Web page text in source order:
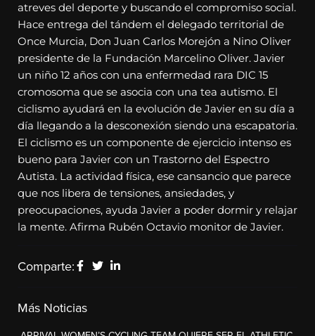
atreves del deporte y buscando el compromiso social.
Hace entrega del tándem el delegado territorial de
Once Murcia, Don Juan Carlos Morejón a Nino Oliver
presidente de la Fundación Marcelino Oliver. Javier
un niño 12 años con una enfermedad rara DIC 15
cromosoma que se asocia con una tea autismo. El
ciclismo ayudará en la evolución de Javier en su día a
día llegando a la desconexión siendo una escapatoria.
El ciclismo es un componente de ejercicio intenso es
bueno para Javier con un Trastorno del Espectro
Autista. La actividad física, ese cansancio que parece
que nos libera de tensiones, ansiedades, y
preocupaciones, ayuda Javier a poder dormir y relajar
la mente. Afirma Rubén Octavio monitor de Javier.
Comparte:
Más Noticias